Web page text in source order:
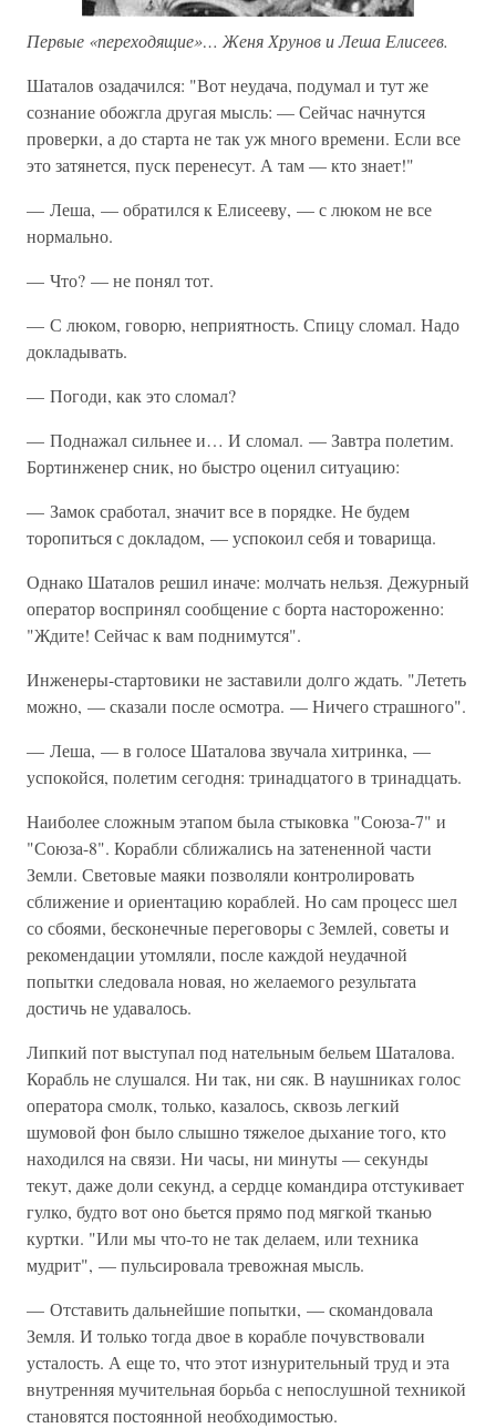
Первые «переходящие»… Женя Хрунов и Леша Елисеев.
Шаталов озадачился: "Вот неудача, подумал и тут же
сознание обожгла другая мысль: — Сейчас начнутся
проверки, а до старта не так уж много времени. Если все
это затянется, пуск перенесут. А там — кто знает!"
— Леша, — обратился к Елисееву, — с люком не все
нормально.
— Что? — не понял тот.
— С люком, говорю, неприятность. Спицу сломал. Надо
докладывать.
— Погоди, как это сломал?
— Поднажал сильнее и… И сломал. — Завтра полетим.
Бортинженер сник, но быстро оценил ситуацию:
— Замок сработал, значит все в порядке. Не будем
торопиться с докладом, — успокоил себя и товарища.
Однако Шаталов решил иначе: молчать нельзя. Дежурный
оператор воспринял сообщение с борта настороженно:
"Ждите! Сейчас к вам поднимутся".
Инженеры-стартовики не заставили долго ждать. "Лететь
можно, — сказали после осмотра. — Ничего страшного".
— Леша, — в голосе Шаталова звучала хитринка, —
успокойся, полетим сегодня: тринадцатого в тринадцать.
Наиболее сложным этапом была стыковка "Союза-7" и
"Союза-8". Корабли сближались на затененной части
Земли. Световые маяки позволяли контролировать
сближение и ориентацию кораблей. Но сам процесс шел
со сбоями, бесконечные переговоры с Землей, советы и
рекомендации утомляли, после каждой неудачной
попытки следовала новая, но желаемого результата
достичь не удавалось.
Липкий пот выступал под нательным бельем Шаталова.
Корабль не слушался. Ни так, ни сяк. В наушниках голос
оператора смолк, только, казалось, сквозь легкий
шумовой фон было слышно тяжелое дыхание того, кто
находился на связи. Ни часы, ни минуты — секунды
текут, даже доли секунд, а сердце командира отстукивает
гулко, будто вот оно бьется прямо под мягкой тканью
куртки. "Или мы что-то не так делаем, или техника
мудрит", — пульсировала тревожная мысль.
— Отставить дальнейшие попытки, — скомандовала
Земля. И только тогда двое в корабле почувствовали
усталость. А еще то, что этот изнурительный труд и эта
внутренняя мучительная борьба с непослушной техникой
становятся постоянной необходимостью.